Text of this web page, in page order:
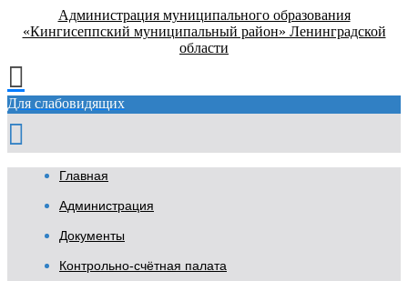
Администрация муниципального образования
«Кингисеппский муниципальный район» Ленинградской
области
Для слабовидящих
Главная
Администрация
Документы
Контрольно-счётная палата